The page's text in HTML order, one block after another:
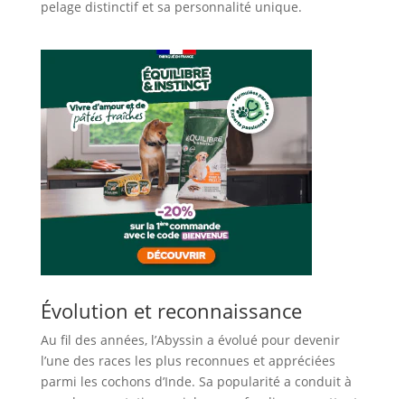
pelage distinctif et sa personnalité unique.
Évolution et reconnaissance
Au fil des années, l’Abyssin a évolué pour devenir
l’une des races les plus reconnues et appréciées
parmi les cochons d’Inde. Sa popularité a conduit à